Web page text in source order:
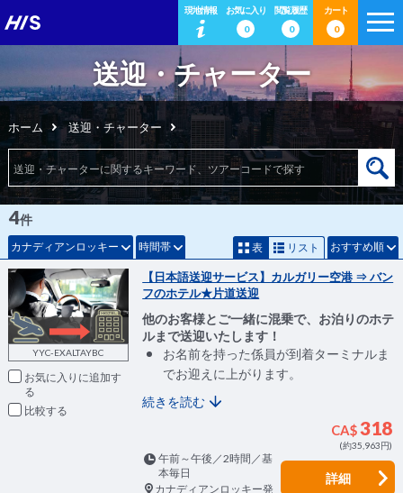
現地情報
お気に入り
0
閲覧履歴
0
カート
0
送迎・チャーター
ホーム 送迎・チャーター
カナディアンロッキー 時間帯
4件
表 リスト おすすめ順
YYC-EXALTAYBC
お気に入りに追加
比較
【日本語送迎サービス】カルガリー空港 ⇒ バン
フのホテル★片道送迎
他のお客様とご一緒に混乗で、お泊りのホテ
ルまで送迎いたします！
お名前を持った係員が到着ターミナルま
でお迎えに上がります。
続きを読む
CA$318
(約35,963円)
午前～午後／2時間／基
本毎日
カナディアンロッキー発
詳細